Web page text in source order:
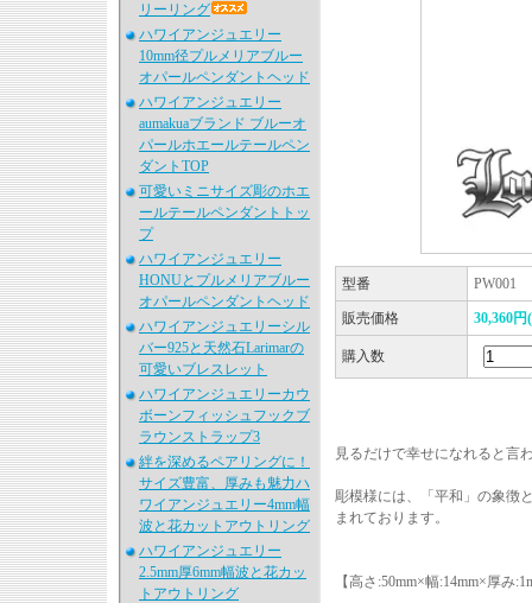
リーリング
ハワイアンジュエリー
10mm径プルメリアブルー
オパールペンダントヘッド
ハワイアンジュエリー
aumakuaブランド ブルーオ
パールホエールテールペン
ダントTOP
可愛いミニサイズ彫のホエ
ールテールペンダントトッ
プ
ハワイアンジュエリー
HONUとプルメリアブルー
オパールペンダントヘッド
ハワイアンジュエリーシル
バー925と天然石Larimarの
可愛いブレスレット
ハワイアンジュエリーカウ
ボーンフィッシュフックブ
ラウンストラップ3
絆を深めるペアリングに！
サイズ豊富、厚みも魅力ハ
ワイアンジュエリー4mm幅
波と花カットアウトリング
ハワイアンジュエリー
2.5mm厚6mm幅波と花カッ
トアウトリング
型番 PW001
販売価格 30,360円
購入数
見るだけで幸せになれると言
彫模様には、「平和」の象徴
まれております。
【高さ:50mm×幅:14mm×厚み